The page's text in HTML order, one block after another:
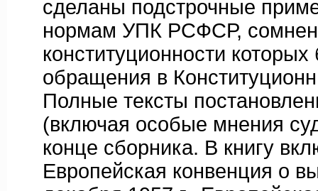
сделаны подстрочные
нормам УПК РСФСР,
конституционности
обращения в
Полные тексты
(включая особые мнения
конце сборника. В книгу
Европейская конвенция о